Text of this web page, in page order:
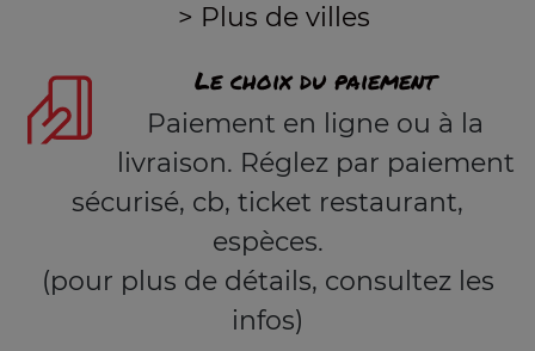
> Plus de villes
Le choix du paiement
Paiement en ligne ou à la
livraison. Réglez par paiement
sécurisé, cb, ticket restaurant,
espèces.
(pour plus de détails, consultez les
infos)